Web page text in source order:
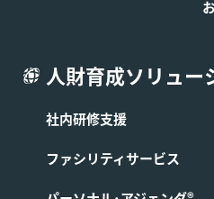
受講予定のお客様が弊社所定
そのコースの開催を中止する
解除できるものとし、お客様
前までにその旨を連絡します
を支払済の場合は、中止され
金します。
人財育成ソリュー
社内研修支援
ファシリティサービス